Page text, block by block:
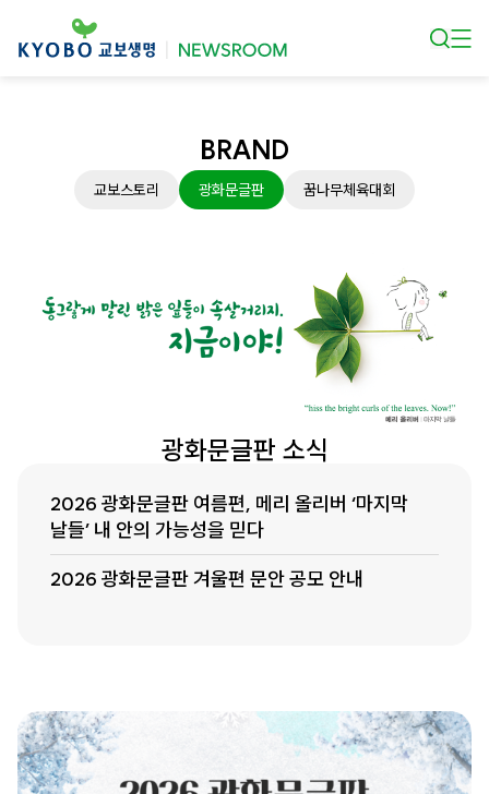
BRAND
교보스토리 광화문글판 꿈나무체육대회
광화문글판 소식
2026 광화문글판 여름편, 메리 올리버 ‘마지막
날들’ 내 안의 가능성을 믿다
2026 광화문글판 겨울편 문안 공모 안내